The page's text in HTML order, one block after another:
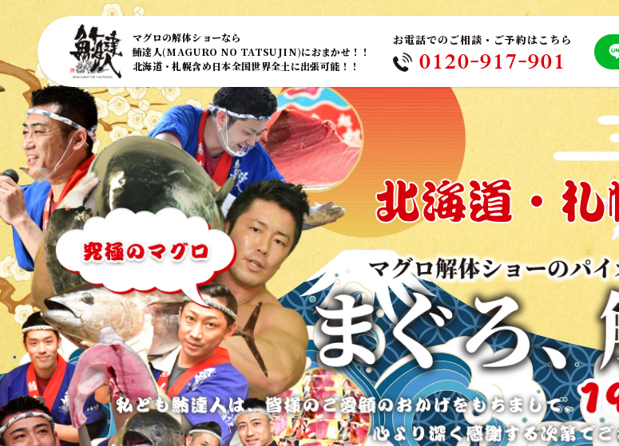
マグロの解体ショーなら
鮪達人(MAGURO NO TATSUJIN)におまかせ！！
北海道・札幌含め日本全国世界全土に出張可能！！
お電話でのご相談・ご予約はこちら
0120-917-901
北海道・札